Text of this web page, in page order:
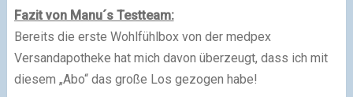
Fazit von Manu´s Testteam:
Bereits die erste Wohlfühlbox von der medpex
Versandapotheke hat mich davon überzeugt, dass ich mit
diesem „Abo“ das große Los gezogen habe!